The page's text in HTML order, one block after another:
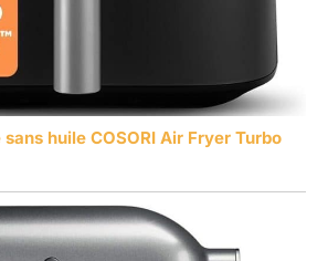
huile COSORI Air Fryer Turbo